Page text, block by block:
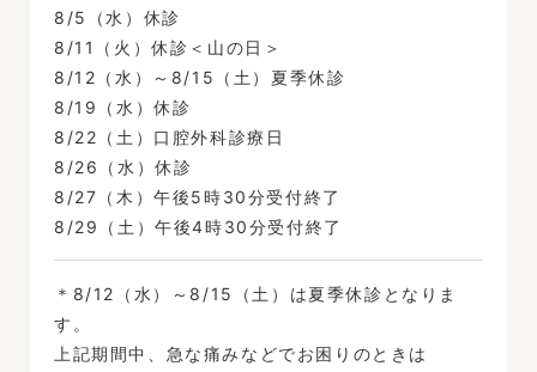
8/5（水）休診
8/11（火）休診＜山の日＞
8/12（水）～8/15（土）夏季休診
8/19（水）休診
8/22（土）口腔外科診療日
8/26（水）休診
8/27（木）午後5時30分受付終了
8/29（土）午後4時30分受付終了
＊8/12（水）～8/15（土）は夏季休診となりま
す。
上記期間中、急な痛みなどでお困りのときは